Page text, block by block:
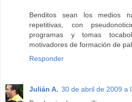
Benditos sean los medios
repetitivas, con
programas y tomas
motivadores de formación de
Responder
Julián A. 30 de abril de 2009 a